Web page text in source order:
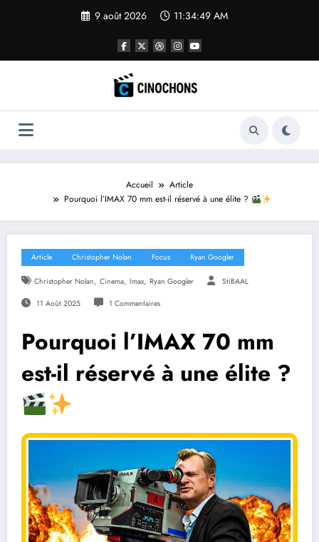
9 août 2026 11:34:50 AM
Accueil
Article
Pourquoi l’IMAX 70 mm est-il réservé à une élite ?
Article Christopher Nolan Focus Ryan Googler
Christopher Nolan, Cinema, Imax, Ryan Googler StiBAAL
11 Août 2025 1 Commentaires
Pourquoi l’IMAX 70 mm
est-il réservé à une élite ?